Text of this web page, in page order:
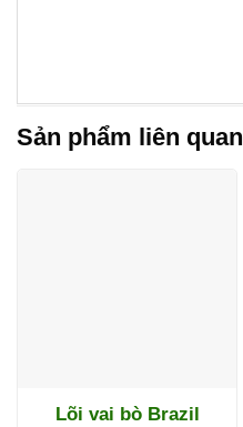
Sản phẩm liên quan
Lõi vai bò Brazil